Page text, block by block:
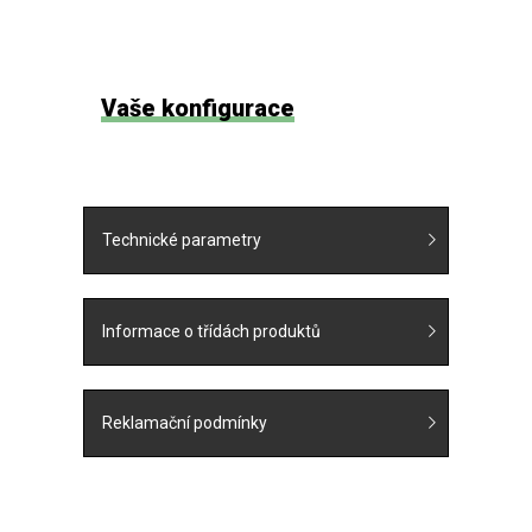
Vaše konfigurace
Technické parametry
Informace o třídách produktů
Reklamační podmínky